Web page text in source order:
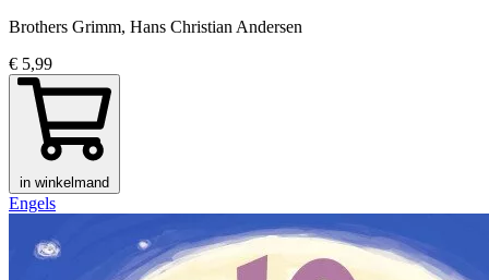
Brothers Grimm, Hans Christian Andersen
€ 5,99
in winkelmand
Engels